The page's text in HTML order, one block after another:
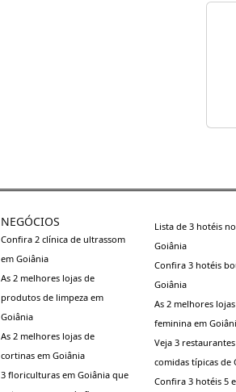
NEGÓCIOS
Confira 2 clínica de ultrassom
em Goiânia
As 2 melhores lojas de
produtos de limpeza em
Goiânia
As 2 melhores lojas de
cortinas em Goiânia
3 floriculturas em Goiânia que
Lista de 3 hotéis
Goiânia
Confira 3 hotéis
Goiânia
As 2 melhores
feminina em
Veja 3
comidas típicas de
Confira 3 hotéis 5